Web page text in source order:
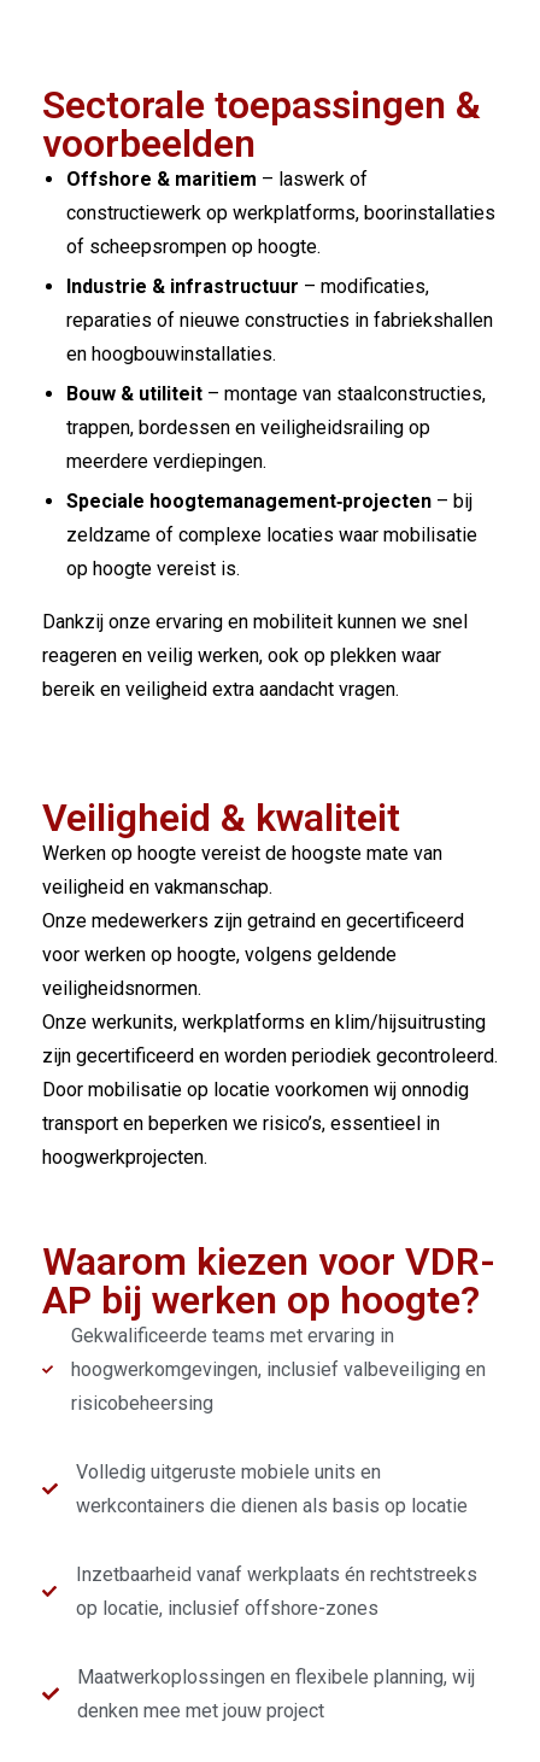
Sectorale toepassingen &
voorbeelden
Offshore & maritiem – laswerk of
constructiewerk op werkplatforms, boorinstallaties
of scheepsrompen op hoogte.
Industrie & infrastructuur – modificaties,
reparaties of nieuwe constructies in fabriekshallen
en hoogbouwinstallaties.
Bouw & utiliteit – montage van staalconstructies,
trappen, bordessen en veiligheidsrailing op
meerdere verdiepingen.
Speciale hoogtemanagement‐projecten – bij
zeldzame of complexe locaties waar mobilisatie
op hoogte vereist is.
Dankzij onze ervaring en mobiliteit kunnen we snel
reageren en veilig werken, ook op plekken waar
bereik en veiligheid extra aandacht vragen.
Veiligheid & kwaliteit
Werken op hoogte vereist de hoogste mate van
veiligheid en vakmanschap.
Onze medewerkers zijn getraind en gecertificeerd
voor werken op hoogte, volgens geldende
veiligheidsnormen.
Onze werkunits, werkplatforms en klim­/hijsuitrusting
zijn gecertificeerd en worden periodiek gecontroleerd.
Door mobilisatie op locatie voorkomen wij onnodig
transport en beperken we risico’s, essentieel in
hoogwerkprojecten.
Waarom kiezen voor VDR-
AP bij werken op hoogte?
Gekwalificeerde teams met ervaring in
hoogwerkomgevingen, inclusief val­beveiliging en
risicobeheersing
Volledig uitgeruste mobiele units en
werkcontainers die dienen als basis op locatie
Inzetbaarheid vanaf werkplaats én rechtstreeks
op locatie, inclusief offshore-zones
Maatwerkoplossingen en flexibele planning, wij
denken mee met jouw project